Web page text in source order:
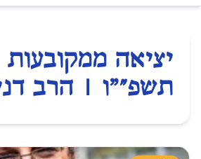
יציאה
תשפ״"ו | הרב